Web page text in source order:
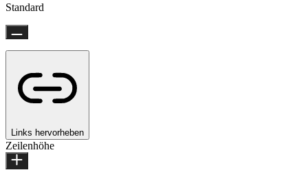
Standard
Links hervorheben
Zeilenhöhe